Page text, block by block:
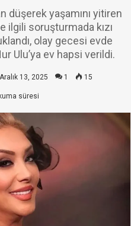
düşerek yaşamını yitiren
ilgili soruşturmada kızı
olay gecesi evde
Ulu’ya ev hapsi verildi.
Aralık 13, 2025 1 15
süresi